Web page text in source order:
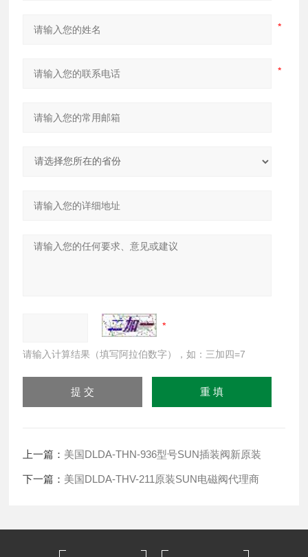
请输入计算结果（填写阿拉伯数字），如：三加四=7
上一篇： 美国DLDA-THN-936型号SUN插装阀新原装
下一篇： 美国DLDA-THV-211原装SUN电磁阀代理商